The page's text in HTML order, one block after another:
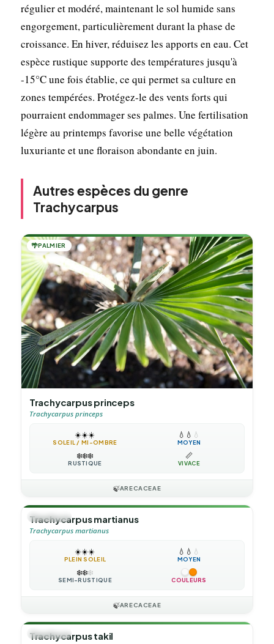
régulier et modéré, maintenant le sol humide sans
engorgement, particulièrement durant la phase de
croissance. En hiver, réduisez les apports en eau. Cet
espèce rustique supporte des températures jusqu'à
-15°C une fois établie, ce qui permet sa culture en
zones tempérées. Protégez-le des vents forts qui
pourraient endommager ses palmes. Une fertilisation
légère au printemps favorise une belle végétation
luxuriante et une floraison abondante en juin.
Autres espèces du genre
Trachycarpus
🌴PALMIER
Trachycarpus princeps
Trachycarpus princeps
☀️☀️☀️
SOLEIL / MI-OMBRE
💧 💧 💧
MOYEN
❄️❄️❄️
RUSTIQUE
📏
VIVACE
🍃ARECACEAE
🌴PALMIER
Trachycarpus martianus
Trachycarpus martianus
☀️☀️☀️
PLEIN SOLEIL
💧 💧 💧
MOYEN
❄️❄️❄️
SEMI-RUSTIQUE COULEURS
🍃ARECACEAE
🌴PALMIER
Trachycarpus takil